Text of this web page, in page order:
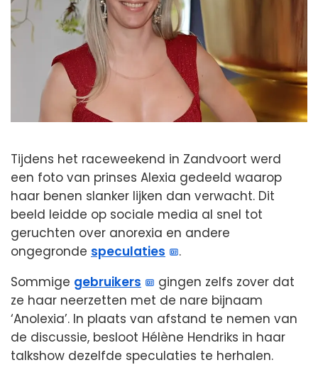
Tijdens het raceweekend in Zandvoort werd
een foto van prinses Alexia gedeeld waarop
haar benen slanker lijken dan verwacht. Dit
beeld leidde op sociale media al snel tot
geruchten over anorexia en andere
ongegronde speculaties
.
Sommige gebruikers
gingen zelfs zover dat
ze haar neerzetten met de nare bijnaam
‘Anolexia’. In plaats van afstand te nemen van
de discussie, besloot Hélène Hendriks in haar
talkshow dezelfde speculaties te herhalen.